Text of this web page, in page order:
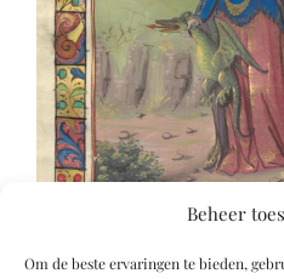
Beheer
Om de beste ervaringen te bieden,